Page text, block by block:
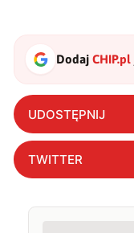
DodajCHIP.pl
UDOSTĘPNIJ
TWITTER